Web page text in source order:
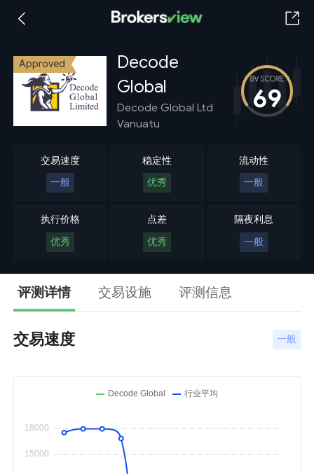
Approved
Decode
Global
Decode Global Ltd
Vanuatu
69
交易速度
一般
稳定性
优秀
流动性
一般
执行价格
优秀
点差
优秀
隔夜利息
一般
评测详情 交易设施 评测信息
交易速度 一般